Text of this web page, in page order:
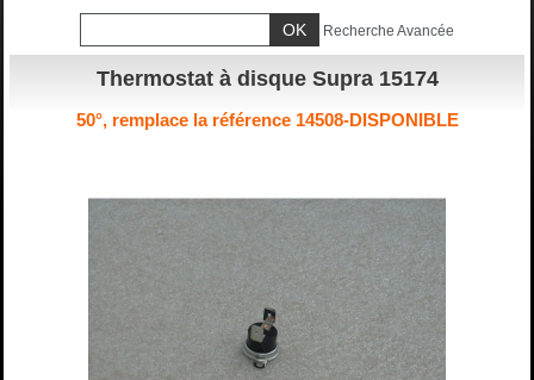
Recherche Avancée
Thermostat à disque Supra 15174
50°, remplace la référence 14508-DISPONIBLE